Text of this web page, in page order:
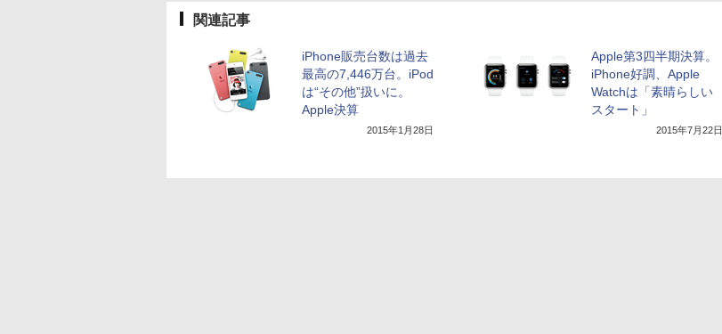
関連記事
iPhone販売台数は過去
最高の7,446万台。iPod
は“その他”扱いに。
Apple決算
2015年1月28日
Apple第3四半期決算。
iPhone好調、Apple
Watchは「素晴らしい
スタート」
2015年7月22日